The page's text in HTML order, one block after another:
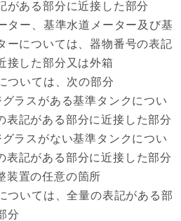
がある部分に近接した部分
ター、基準水道メーター及び基
ーについては、器物番号の表記
接した部分又は外箱
ついては、次の部分
ラスがある基準タンクについ
表記がある部分に近接した部分
ラスがない基準タンクについ
表記がある部分に近接した部分
装置の任意の箇所
ついては、全量の表記がある部
分